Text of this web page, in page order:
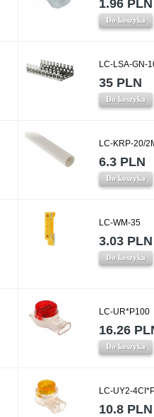
1.96 PLN
Do koszyka
LC-LSA-GN-
35 PLN
Do koszyka
LC-KRP-20/
6.3 PLN
Do koszyka
LC-WM-35
3.03 PLN
Do koszyka
LC-UR*P100
16.26
Do koszyka
LC-UY2-
10.8 PLN